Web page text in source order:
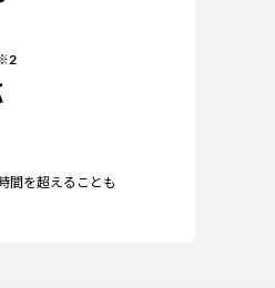
間を超えることも